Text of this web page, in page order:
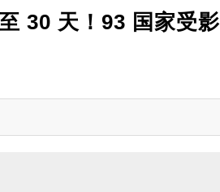
30 天！93 国家受影